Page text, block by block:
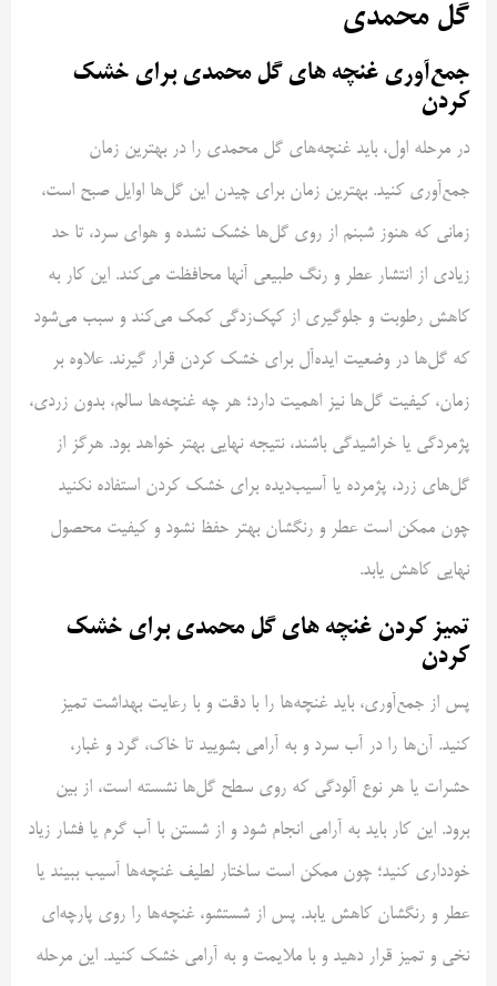
گل محمدی
جمع‌آوری غنچه های گل محمدی برای خشک
کردن
در مرحله اول، باید غنچه‌های گل محمدی را در بهترین زمان
جمع‌آوری کنید. بهترین زمان برای چیدن این گل‌ها اوایل صبح است،
زمانی که هنوز شبنم از روی گل‌ها خشک نشده و هوای سرد، تا حد
زیادی از انتشار عطر و رنگ طبیعی آنها محافظت می‌کند. این کار به
کاهش رطوبت و جلوگیری از کپک‌زدگی کمک می‌کند و سبب می‌شود
که گل‌ها در وضعیت ایده‌آل برای خشک کردن قرار گیرند. علاوه بر
زمان، کیفیت گل‌ها نیز اهمیت دارد؛ هر چه غنچه‌ها سالم، بدون زردی،
پژمردگی یا خراشیدگی باشند، نتیجه نهایی بهتر خواهد بود. هرگز از
گل‌های زرد، پژمرده یا آسیب‌دیده برای خشک کردن استفاده نکنید
چون ممکن است عطر و رنگشان بهتر حفظ نشود و کیفیت محصول
نهایی کاهش یابد.
تمیز کردن غنچه های گل محمدی برای خشک
کردن
پس از جمع‌آوری، باید غنچه‌ها را با دقت و با رعایت بهداشت تمیز
کنید. آن‌ها را در آب سرد و به آرامی بشویید تا خاک، گرد و غبار،
حشرات یا هر نوع آلودگی که روی سطح گل‌ها نشسته است، از بین
برود. این کار باید به آرامی انجام شود و از شستن با آب گرم یا فشار زیاد
خودداری کنید؛ چون ممکن است ساختار لطیف غنچه‌ها آسیب ببیند یا
عطر و رنگشان کاهش یابد. پس از شستشو، غنچه‌ها را روی پارچه‌ای
نخی و تمیز قرار دهید و با ملایمت و به آرامی خشک کنید. این مرحله